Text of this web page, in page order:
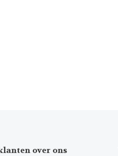
over ons